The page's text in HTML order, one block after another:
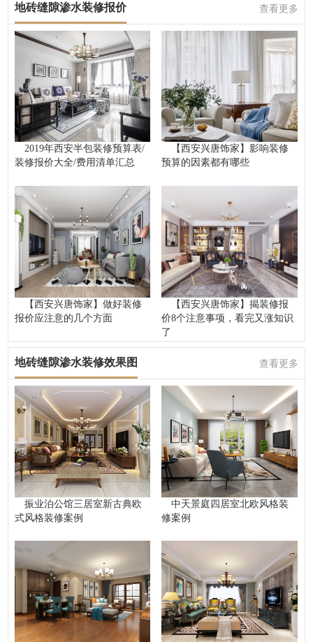
地砖缝隙渗水装修报价 查看更多
2019年西安半包装修预算表/
装修报价大全/费用清单汇总
【西安兴唐饰家】影响装修
预算的因素都有哪些
【西安兴唐饰家】做好装修
报价应注意的几个方面
【西安兴唐饰家】揭装修报
价8个注意事项，看完又涨知识
了
地砖缝隙渗水装修效果图 查看更多
振业泊公馆三居室新古典欧
式风格装修案例
中天景庭四居室北欧风格装
修案例